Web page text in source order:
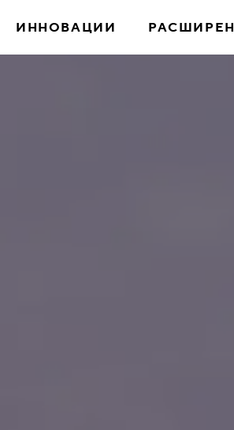
ИННОВАЦИИ